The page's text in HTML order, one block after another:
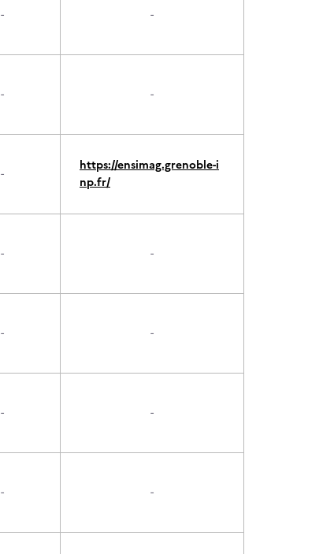
- -
- -
-
https://ensimag.grenoble-i
np.fr/
- -
- -
- -
- -